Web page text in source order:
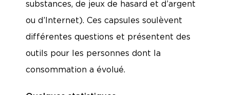
substances, de jeux de hasard et d’argent
ou d’Internet). Ces capsules soulèvent
différentes questions et présentent des
outils pour les personnes dont la
consommation a évolué.